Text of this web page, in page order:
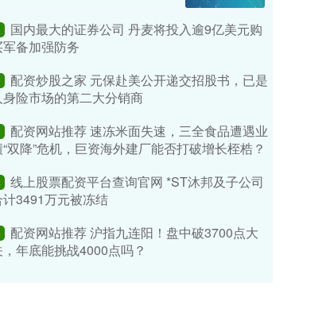
国内最大的证券公司 丹麦将投入逾9亿美元购
备加强防务
配资炒股之家 元保赴美公开递交招股书，已是
身险市场的第二大分销商
配资网站推荐 速冻米面失速，三全食品遭遇业
双降”危机，巨资海外建厂能否打破增长桎梏？
线上股票配资平台查询官网 *ST沐邦及子公司
计3491万元被冻结
配资网站推荐 沪指九连阳！盘中破3700点大
，年底能挑战4000点吗？